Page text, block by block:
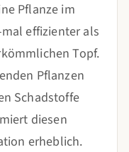
Pflanze im
effizienter als
Topf.
Pflanzen
Schadstoffe
diesen
erheblich.